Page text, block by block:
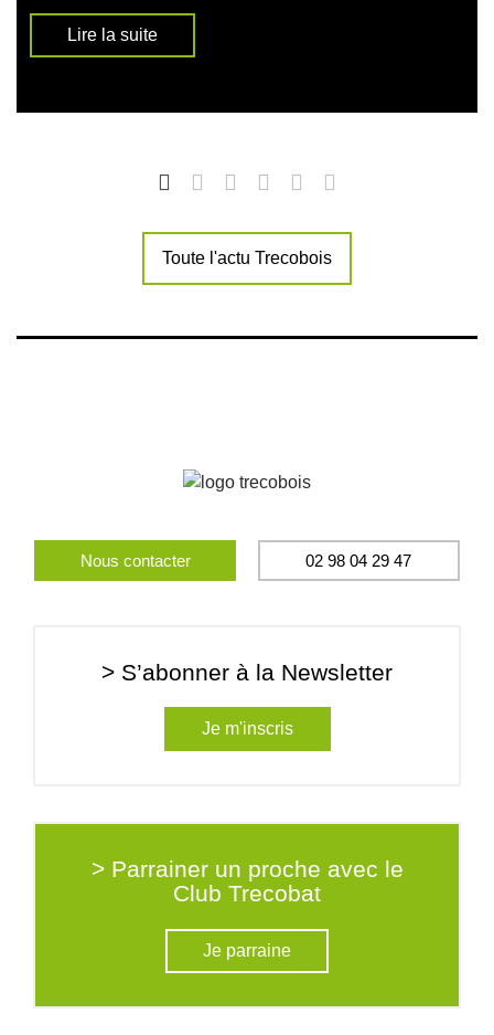
Lire la suite
Toute l'actu Trecobois
Nous contacter 02 98 04 29 47
> S’abonner à la Newsletter
Je m'inscris
> Parrainer un proche avec le
Club Trecobat
Je parraine